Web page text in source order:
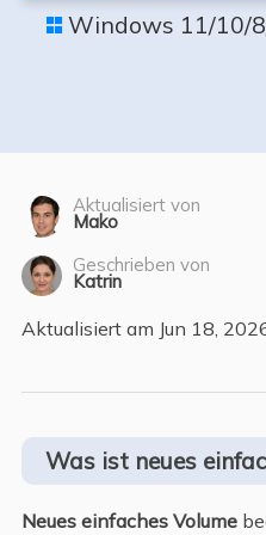
 Windows 11/10/
Aktualisiert von
Mako
Geschrieben von
Katrin
Aktualisiert am Jun 18,
Was ist neues
Neues einfaches Volume